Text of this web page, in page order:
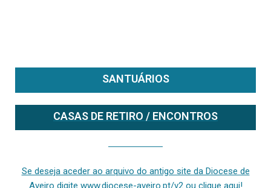
SANTUÁRIOS
CASAS DE RETIRO / ENCONTROS
Se deseja aceder ao arquivo do antigo site da Diocese de
Aveiro digite www.diocese-aveiro.pt/v2 ou clique aqui!